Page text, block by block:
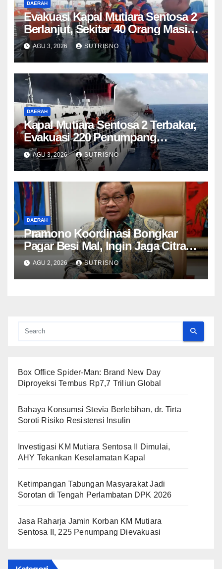
DAERAH
Evakuasi Kapal Mutiara Sentosa 2
Berlanjut, Sekitar 40 Orang Masih
Bertahan
AGU 3, 2026 SUTRISNO
DAERAH
Kapal Mutiara Sentosa 2 Terbakar,
Evakuasi 220 Penumpang
Berlangsung
AGU 3, 2026 SUTRISNO
DAERAH
Pramono Koordinasi Bongkar
Pagar Besi Mal, Ingin Jaga Citra
Jakarta Tetap Aman
AGU 2, 2026 SUTRISNO
Box Office Spider-Man: Brand New Day
Diproyeksi Tembus Rp7,7 Triliun Global
Bahaya Konsumsi Stevia Berlebihan, dr. Tirta
Soroti Risiko Resistensi Insulin
Investigasi KM Mutiara Sentosa II Dimulai,
AHY Tekankan Keselamatan Kapal
Ketimpangan Tabungan Masyarakat Jadi
Sorotan di Tengah Perlambatan DPK 2026
Jasa Raharja Jamin Korban KM Mutiara
Sentosa II, 225 Penumpang Dievakuasi